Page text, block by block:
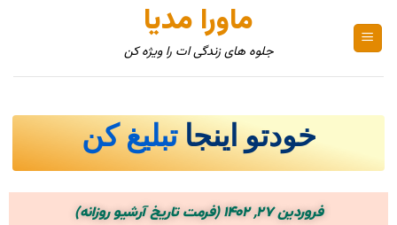
ماورا مدیا
جلوه های زندگی ات را ویژه کن
خودتو اینجا تبلیغ کن
فروردین ۲۷, ۱۴۰۲ (فرمت تاریخ آرشیو روزانه)